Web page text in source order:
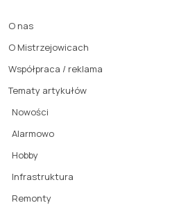
O nas
O Mistrzejowicach
Współpraca / reklama
Tematy artykułów
Nowości
Alarmowo
Hobby
Infrastruktura
Remonty